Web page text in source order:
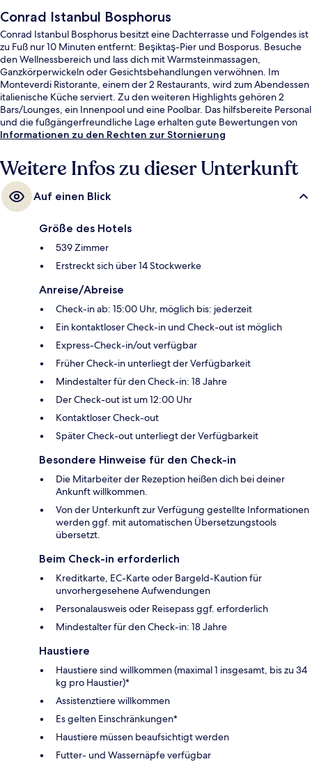
Conrad Istanbul Bosphorus
Conrad Istanbul Bosphorus besitzt eine Dachterrasse und Folgendes ist
zu Fuß nur 10 Minuten entfernt: Beşiktaş-Pier und Bosporus. Besuche
den Wellnessbereich und lass dich mit Warmsteinmassagen,
Ganzkörperwickeln oder Gesichtsbehandlungen verwöhnen. Im
Monteverdi Ristorante, einem der 2 Restaurants, wird zum Abendessen
italienische Küche serviert. Zu den weiteren Highlights gehören 2
Bars/Lounges, ein Innenpool und eine Poolbar. Das hilfsbereite Personal
und die fußgängerfreundliche Lage erhalten gute Bewertungen von
anderen Reisenden.
Informationen zu den Rechten zur Stornierung
Weitere Infos zu dieser Unterkunft
Auf einen Blick
Größe des Hotels
539 Zimmer
Erstreckt sich über 14 Stockwerke
Anreise/Abreise
Check-in ab: 15:00 Uhr, möglich bis: jederzeit
Ein kontaktloser Check-in und Check-out ist möglich
Express-Check-in/out verfügbar
Früher Check-in unterliegt der Verfügbarkeit
Mindestalter für den Check-in: 18 Jahre
Der Check-out ist um 12:00 Uhr
Kontaktloser Check-out
Später Check-out unterliegt der Verfügbarkeit
Besondere Hinweise für den Check-in
Die Mitarbeiter der Rezeption heißen dich bei deiner
Ankunft willkommen.
Von der Unterkunft zur Verfügung gestellte Informationen
werden ggf. mit automatischen Übersetzungstools
übersetzt.
Beim Check-in erforderlich
Kreditkarte, EC-Karte oder Bargeld-Kaution für
unvorhergesehene Aufwendungen
Personalausweis oder Reisepass ggf. erforderlich
Mindestalter für den Check-in: 18 Jahre
Haustiere
Haustiere sind willkommen (maximal 1 insgesamt, bis zu 34
kg pro Haustier)*
Assistenztiere willkommen
Es gelten Einschränkungen*
Haustiere müssen beaufsichtigt werden
Futter- und Wassernäpfe verfügbar